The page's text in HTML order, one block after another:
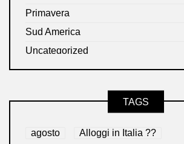
Primavera
Sud America
Uncategorized
TAGS
agosto
Alloggi in Italia ??